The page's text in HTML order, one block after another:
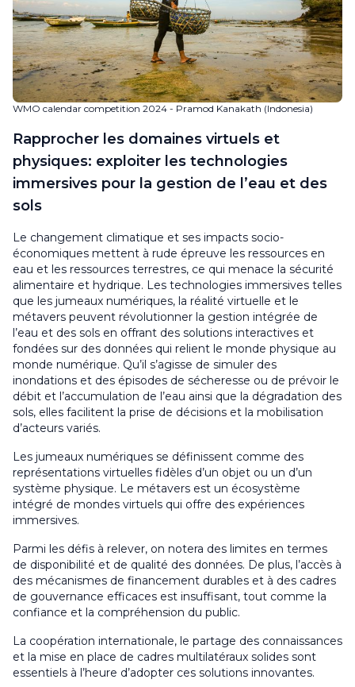
WMO calendar competition 2024 - Pramod Kanakath (Indonesia)
Rapprocher les domaines virtuels et
physiques: exploiter les technologies
immersives pour la gestion de l’eau et des
sols
Le changement climatique et ses impacts socio-
économiques mettent à rude épreuve les ressources en
eau et les ressources terrestres, ce qui menace la sécurité
alimentaire et hydrique. Les technologies immersives telles
que les jumeaux numériques, la réalité virtuelle et le
métavers peuvent révolutionner la gestion intégrée de
l’eau et des sols en offrant des solutions interactives et
fondées sur des données qui relient le monde physique au
monde numérique. Qu’il s’agisse de simuler des
inondations et des épisodes de sécheresse ou de prévoir le
débit et l’accumulation de l’eau ainsi que la dégradation des
sols, elles facilitent la prise de décisions et la mobilisation
d’acteurs variés.
Les jumeaux numériques se définissent comme des
représentations virtuelles fidèles d’un objet ou un d’un
système physique. Le métavers est un écosystème
intégré de mondes virtuels qui offre des expériences
immersives.
Parmi les défis à relever, on notera des limites en termes
de disponibilité et de qualité des données. De plus, l’accès à
des mécanismes de financement durables et à des cadres
de gouvernance efficaces est insuffisant, tout comme la
confiance et la compréhension du public.
La coopération internationale, le partage des connaissances
et la mise en place de cadres multilatéraux solides sont
essentiels à l’heure d’adopter ces solutions innovantes.